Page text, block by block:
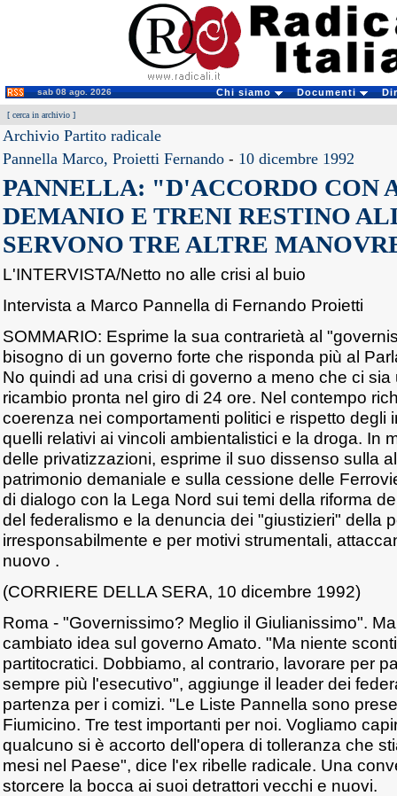
sab 08 ago. 2026 Chi siamo Documenti
[ cerca in archivio ]
Archivio Partito radicale
Pannella Marco, Proietti Fernando - 10 dicembre 1992
PANNELLA: "D'ACCORDO CON
DEMANIO E TRENI RESTINO
SERVONO TRE ALTRE
L'INTERVISTA/Netto no alle crisi al buio
Intervista a Marco Pannella di Fernando Proietti
SOMMARIO: Esprime la sua contrarietà al
bisogno di un governo forte che risponda più al
No quindi ad una crisi di governo a meno che ci
ricambio pronta nel giro di 24 ore. Nel contempo
coerenza nei comportamenti politici e rispetto degli
quelli relativi ai vincoli ambientalistici e la droga. In
delle privatizzazioni, esprime il suo dissenso sulla
patrimonio demaniale e sulla cessione delle
di dialogo con la Lega Nord sui temi della riforma
del federalismo e la denuncia dei "giustizieri" della
irresponsabilmente e per motivi strumentali,
nuovo .
(CORRIERE DELLA SERA, 10 dicembre 1992)
Roma - "Governissimo? Meglio il Giulianissimo".
cambiato idea sul governo Amato. "Ma niente
partitocratici. Dobbiamo, al contrario, lavorare per
sempre più l'esecutivo", aggiunge il leader dei
partenza per i comizi. "Le Liste Pannella sono
Fiumicino. Tre test importanti per noi. Vogliamo
qualcuno si è accorto dell'opera di tolleranza che
mesi nel Paese", dice l'ex ribelle radicale. Una
storcere la bocca ai suoi detrattori vecchi e nuovi.